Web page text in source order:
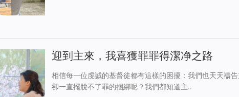
迎到主來，我喜獲罪罪得潔净之路
相信每一位虔誠的基督徒都有這樣的困擾：我們也天天禱
卻一直擺脫不了罪的捆綁呢？我們都知道主..